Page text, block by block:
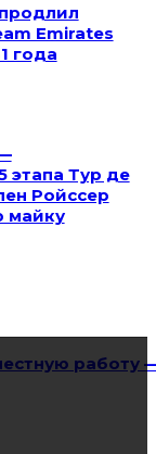
Emirates
года
этапа Тур де
Ройссер
майку
работу